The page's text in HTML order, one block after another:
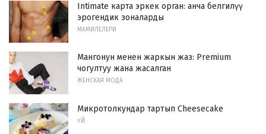
Intimate карта эркек орган: анча белгилүү
эрогендик зоналарды
МАМИЛЕЛЕРИ
Мангонун менен жаркын жаз: Premium
чогултуу жана жасалган
ЖЕНСКАЯ МОДА
Микротолкундар тартып Cheesecake
ҮЙ